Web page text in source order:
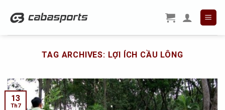
TAG ARCHIVES: LỢI ÍCH CẦU LÔNG
13
Th7